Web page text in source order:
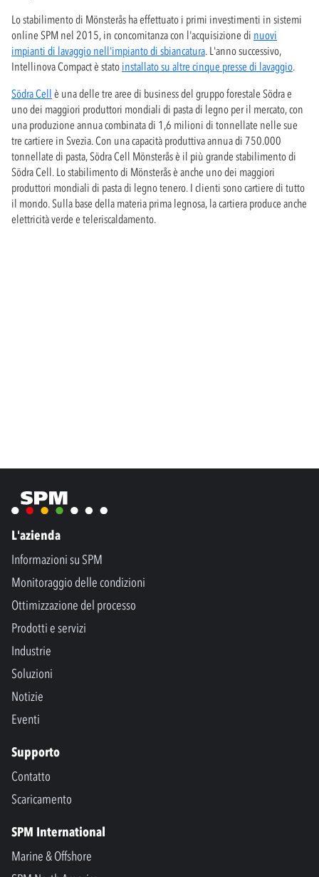
Lo stabilimento di Mönsterås ha effettuato i primi investimenti in sistemi
online SPM nel 2015, in concomitanza con l'acquisizione di nuovi
impianti di lavaggio nell'impianto di sbiancatura. L'anno successivo,
Intellinova Compact è stato installato su altre cinque presse di lavaggio.
Södra Cell è una delle tre aree di business del gruppo forestale Södra e
uno dei maggiori produttori mondiali di pasta di legno per il mercato, con
una produzione annua combinata di 1,6 milioni di tonnellate nelle sue
tre cartiere in Svezia. Con una capacità produttiva annua di 750.000
tonnellate di pasta, Södra Cell Mönsterås è il più grande stabilimento di
Södra Cell. Lo stabilimento di Mönsterås è anche uno dei maggiori
produttori mondiali di pasta di legno tenero. I clienti sono cartiere di tutto
il mondo. Sulla base della materia prima legnosa, la cartiera produce anche
elettricità verde e teleriscaldamento.
L'azienda
Informazioni su SPM
Monitoraggio delle condizioni
Ottimizzazione del processo
Prodotti e servizi
Industrie
Soluzioni
Notizie
Eventi
Supporto
Contatto
Scaricamento
SPM International
Marine & Offshore